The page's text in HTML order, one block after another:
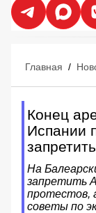
Главная /
Конец
Испании
На
запретить
протестов,
советы по